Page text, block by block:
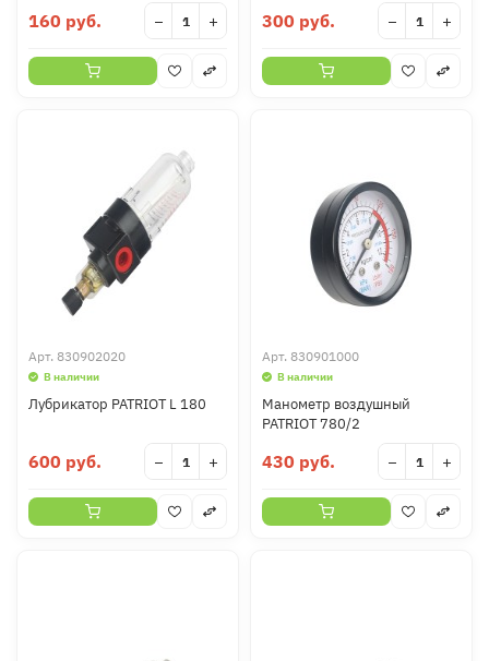
160 руб. − + 300 руб. − +
Арт. 830902020
В наличии
Лубрикатор PATRIOT L 180
600 руб. − +
Арт. 830901000
В наличии
Манометр воздушный
PATRIOT 780/2
430 руб. − +